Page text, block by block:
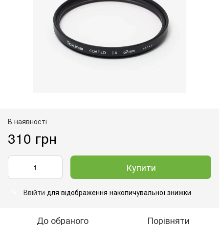
В наявності
310 грн
Купити
Ввійти для відображення накопичувальної знижки
До обраного Порівняти